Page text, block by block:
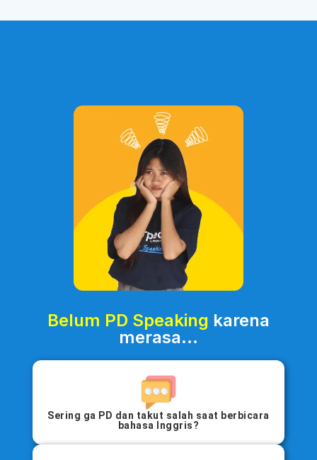
Belum PD Speaking karena
merasa...
Sering ga PD dan takut salah saat berbicara
bahasa Inggris?